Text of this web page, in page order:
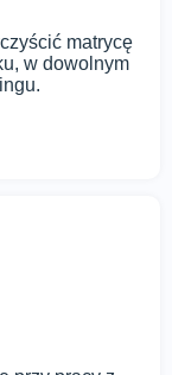
matrycę
w dowolnym